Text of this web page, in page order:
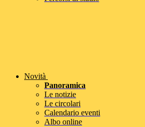
Novità
Panoramica
Le notizie
Le circolari
Calendario eventi
Albo online